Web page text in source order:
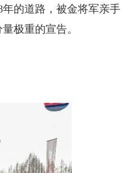
的道路，被金将军亲手
极重的宣告。